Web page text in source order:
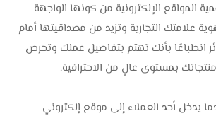
المواقع الإلكترونية من كونها الواجهة
علامتك التجارية وتزيد من مصداقيتها أمام
انطباعًا بأنك تهتم بتفاصيل عملك وتحرص
بمستوى عالٍ من الاحترافية.
يدخل أحد العملاء إلى موقع إلكتروني